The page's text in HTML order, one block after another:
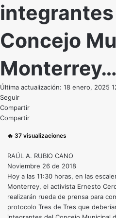
Concejo
Monterrey…
Última actualización: 18 enero, 2025
Seguir
Compartir
Compartir
🔥 37 visualizaciones
RAÚL A. RUBIO CANO
Noviembre 26 de 2018
Hoy a las 11:30 horas, en las
Monterrey, el activista Ernesto
realizarán rueda de prensa para
protocolo Tres de Tres que